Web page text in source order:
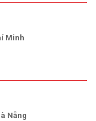
Minh
Nẵng